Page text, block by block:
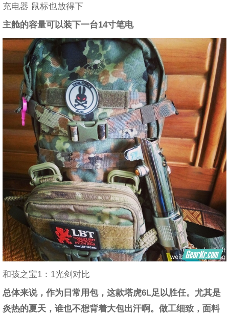
充电器 鼠标也放得下
主舱的容量可以装下一台14寸笔电
和孩之宝1：1光剑对比
总体来说，作为日常用包，这款塔虎6L足以胜任。尤其是
炎热的夏天，谁也不想背着大包出汗啊。做工细致，面料